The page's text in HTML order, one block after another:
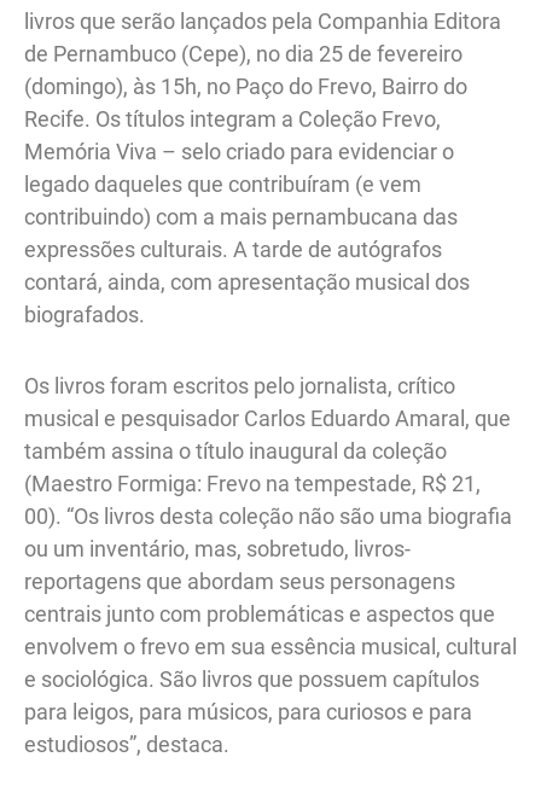
livros que serão lançados pela Companhia Editora
de Pernambuco (Cepe), no dia 25 de fevereiro
(domingo), às 15h, no Paço do Frevo, Bairro do
Recife. Os títulos integram a Coleção Frevo,
Memória Viva – selo criado para evidenciar o
legado daqueles que contribuíram (e vem
contribuindo) com a mais pernambucana das
expressões culturais. A tarde de autógrafos
contará, ainda, com apresentação musical dos
biografados.
Os livros foram escritos pelo jornalista, crítico
musical e pesquisador Carlos Eduardo Amaral, que
também assina o título inaugural da coleção
(Maestro Formiga: Frevo na tempestade, R$ 21,
00). “Os livros desta coleção não são uma biografia
ou um inventário, mas, sobretudo, livros-
reportagens que abordam seus personagens
centrais junto com problemáticas e aspectos que
envolvem o frevo em sua essência musical, cultural
e sociológica. São livros que possuem capítulos
para leigos, para músicos, para curiosos e para
estudiosos”, destaca.